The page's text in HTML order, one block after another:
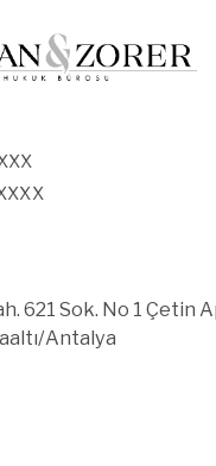
621 Sok. No 1 Çetin
Antalya